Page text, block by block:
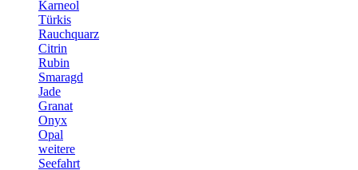
Karneol
Türkis
Rauchquarz
Citrin
Rubin
Smaragd
Jade
Granat
Onyx
Opal
weitere
Seefahrt